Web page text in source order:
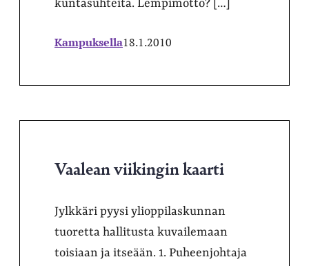
kuntasuhteita. Lempimotto? […]
Kampuksella18.1.2010
Vaalean viikingin kaarti
Jylkkäri pyysi ylioppilaskunnan
tuoretta hallitusta kuvailemaan
toisiaan ja itseään. 1. Puheenjohtaja